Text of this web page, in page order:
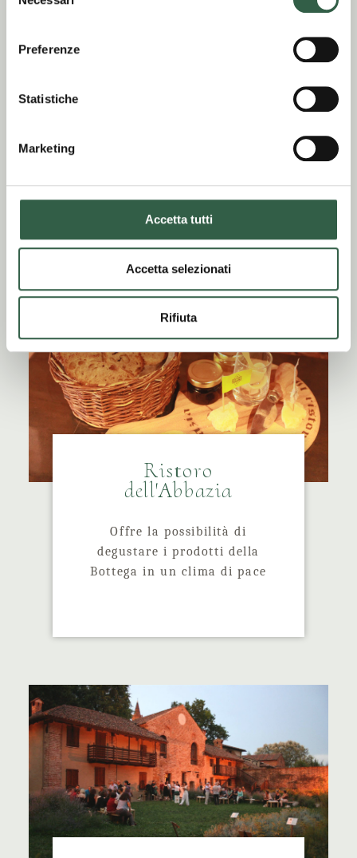
del
Preferenze
Statistiche
Marketing
Accetta tutti
Accetta selezionati
Rifiuta
prodotti monastici
Ristoro
dell'Abbazia
Offre la possibilità di
degustare i prodotti della
Bottega in un clima di pace